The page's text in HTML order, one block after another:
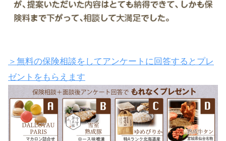
＞無料の保険相談をしてアンケートに回答するとプレ
ゼントをもらえます